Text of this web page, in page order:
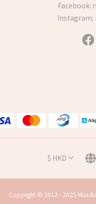
Facebook:
Instagram:
$ HKD
Copyright © 2012 - 2025 Miss